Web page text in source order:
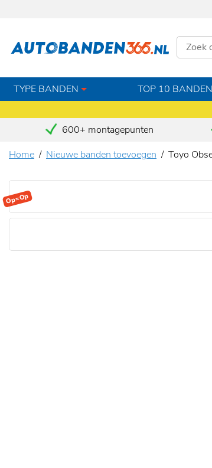
TYPE BANDEN TOP 10 BANDEN
600+ montagepunten
Home
Nieuwe banden toevoegen Toyo
Op=Op